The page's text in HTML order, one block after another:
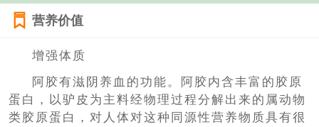
营养价值
增强体质
阿胶有滋阴养血的功能。阿胶内含丰富的胶原
蛋白，以驴皮为主料经物理过程分解出来的属动物
类胶原蛋白，对人体对这种同源性营养物质具有很